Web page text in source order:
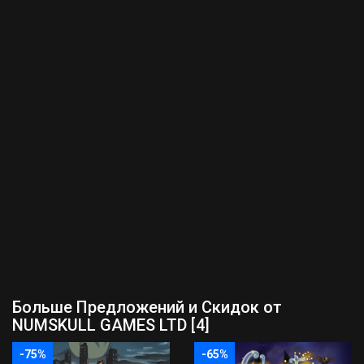
Больше Предложений и Скидок от
NUMSKULL GAMES LTD [4]
-75% -65%